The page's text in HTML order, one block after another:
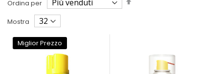
Ordina per
Mostra
Miglior Prezzo